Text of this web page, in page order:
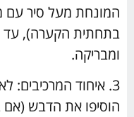
המונחת מעל סיר עם
בתחתית הקערה),
ומבריקה.
3. איחוד המרכיבים:
הוסיפו את הדבש